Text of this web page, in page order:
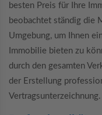
besten Preis für Ihre
beobachtet ständig die
Umgebung, um Ihnen
Immobilie bieten zu
durch den gesamten
der Erstellung
Vertragsunterzeichnung.